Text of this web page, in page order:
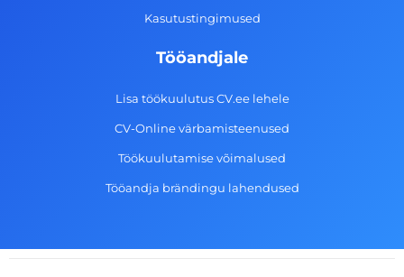
Kasutustingimused
Tööandjale
Lisa töökuulutus CV.ee lehele
CV-Online värbamisteenused
Töökuulutamise võimalused
Tööandja brändingu lahendused